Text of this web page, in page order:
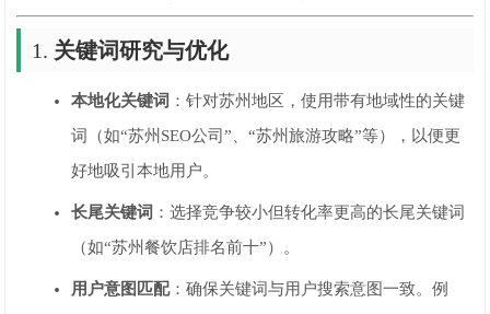
1. 关键词研究与优化
本地化关键词 ：针对苏州地区，使用带有地域性的关键
词（如“苏州SEO公司”、“苏州旅游攻略”等），以便更
好地吸引本地用户。
长尾关键词 ：选择竞争较小但转化率更高的长尾关键词
（如“苏州餐饮店排名前十”）。
用户意图匹配：确保关键词与用户搜索意图一致。例